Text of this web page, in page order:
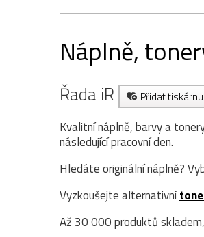
Náplně,
Řada iR Přidat
Kvalitní náplně, barvy a
následující pracovní den.
Hledáte originální náplně?
Vyzkoušejte alternativní
Až 30 000 produktů